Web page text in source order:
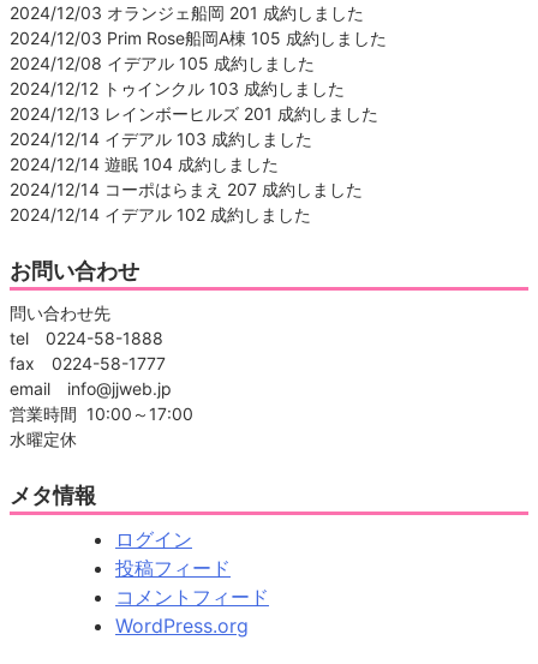
2024/12/03 オランジェ船岡 201 成約しました
2024/12/03 Prim Rose船岡A棟 105 成約しました
2024/12/08 イデアル 105 成約しました
2024/12/12 トゥインクル 103 成約しました
2024/12/13 レインボーヒルズ 201 成約しました
2024/12/14 イデアル 103 成約しました
2024/12/14 遊眠 104 成約しました
2024/12/14 コーポはらまえ 207 成約しました
2024/12/14 イデアル 102 成約しました
お問い合わせ
問い合わせ先
tel 0224-58-1888
fax 0224-58-1777
email info@jjweb.jp
営業時間 10:00～17:00
水曜定休
メタ情報
ログイン
投稿フィード
コメントフィード
WordPress.org